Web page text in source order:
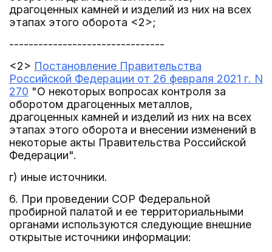
драгоценных камней и изделий из них на всех
этапах этого оборота <2>;
--------------------------------
<2> Постановление Правительства
Российской Федерации от 26 февраля 2021 г. N
270 "О некоторых вопросах контроля за
оборотом драгоценных металлов,
драгоценных камней и изделий из них на всех
этапах этого оборота и внесении изменений в
некоторые акты Правительства Российской
Федерации".
г) иные источники.
6. При проведении СОР Федеральной
пробирной палатой и ее территориальными
органами используются следующие внешние
открытые источники информации: